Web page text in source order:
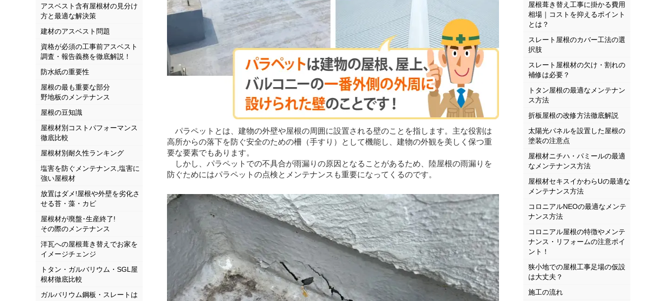
アスベスト含有屋根材の見分け
方と最適な解決策
建材のアスベスト問題
資格が必須の工事前アスベスト
調査・報告義務を徹底解説！
防水紙の重要性
屋根の最も重要な部分
野地板のメンテナンス
屋根の豆知識
屋根材別コストパフォーマンス
徹底比較
屋根材別耐久性ランキング
塩害を防ぐメンテナンス,塩害に
強い屋根材
放置はダメ!屋根や外壁を劣化さ
せる苔・藻・カビ
屋根材が廃盤･生産終了!
その際のメンテナンス
洋瓦への屋根葺き替えでお家を
イメージチェンジ
トタン・ガルバリウム・SGL屋
根材徹底比較
ガルバリウム鋼板・スレートは
パラペットとは、建物の外壁や屋根の周囲に設置される壁のことを指します。主な役割は
高所からの落下を防ぐ安全のための柵（手すり）として機能し、建物の外観を美しく保つ重
要な要素でもあります。
しかし、パラペットでの不具合が雨漏りの原因となることがあるため、陸屋根の雨漏りを
防ぐためにはパラペットの点検とメンテナンスも重要になってくるのです。
屋根葺き替え工事に掛かる費用
相場｜コストを抑えるポイント
とは？
スレート屋根のカバー工法の選
択肢
スレート屋根材の欠け・割れの
補修は必要？
トタン屋根の最適なメンテナン
ス方法
折板屋根の改修方法徹底解説
太陽光パネルを設置した屋根の
塗装の注意点
屋根材ニチハ・パミールの最適
なメンテナンス方法
屋根材セキスイかわらUの最適な
メンテナンス方法
コロニアルNEOの最適なメンテ
ナンス方法
コロニアル屋根の特徴やメンテ
ナンス・リフォームの注意ポイ
ント！
狭小地での屋根工事足場の仮設
は大丈夫？
施工の流れ